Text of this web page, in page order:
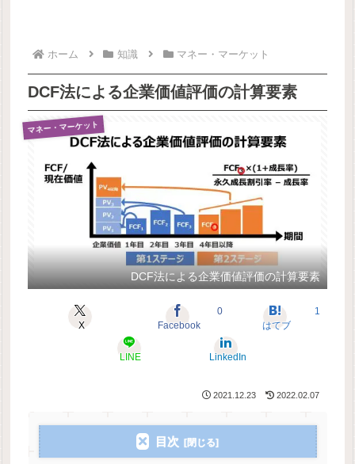
ホーム 知識 マネー・マーケット
DCF法による企業価値評価の計算要素
マネー・マーケット
DCF法による企業価値評価の計算要素
X Facebook
0
はてブ
1
LINE LinkedIn
2021.12.23 2022.02.07
目次